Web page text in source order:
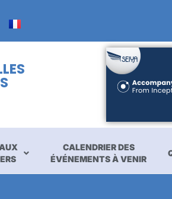
CALENDRIER DES
ÉVÉNEMENTS À VENIR